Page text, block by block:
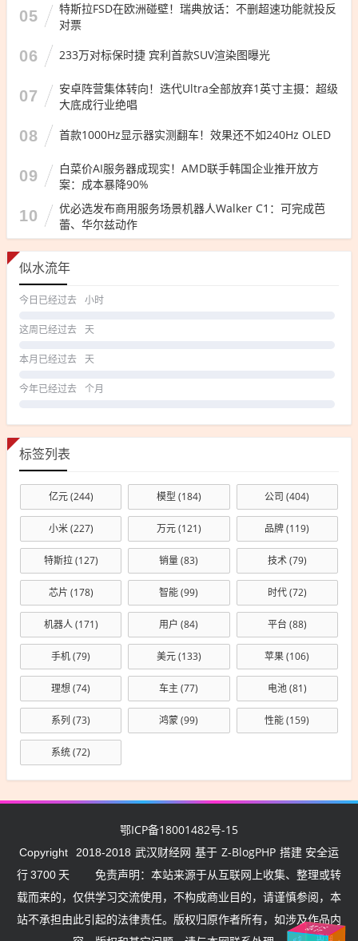
05
特斯拉FSD在欧洲碰壁！瑞典放话：不删超速功能就投反
对票
06 233万对标保时捷 宾利首款SUV渲染图曝光
07
安卓阵营集体转向！迭代Ultra全部放弃1英寸主摄：超级
大底成行业绝唱
08 首款1000Hz显示器实测翻车！效果还不如240Hz OLED
09
白菜价AI服务器成现实！AMD联手韩国企业推开放方
案：成本暴降90%
10
优必选发布商用服务场景机器人Walker C1：可完成芭
蕾、华尔兹动作
似水流年
今日已经过去 小时
这周已经过去 天
本月已经过去 天
今年已经过去 个月
标签列表
亿元(244) 模型 (184) 公司 (404)
小米(227) 万元(121) 品牌(119)
特斯拉(127) 销量(83) 技术(79)
芯片 (178) 智能(99) 时代(72)
机器人(171) 用户 (84) 平台 (88)
手机(79) 美元(133) 苹果(106)
理想(74) 车主 (77) 电池(81)
系列 (73) 鸿蒙(99) 性能(159)
系统(72)
鄂ICP备18001482号-15
Copyright 2018-2018 武汉财经网 基于 Z-BlogPHP 搭建 安全运
行3700 天
免责声明：本站来源于从互联网上收集、整理或转
载而来的，仅供学习交流使用，不构成商业目的，请谨慎参阅，本
站不承担由此引起的法律责任。版权归原作者所有，如涉及作品内
加油
武汉
挺住